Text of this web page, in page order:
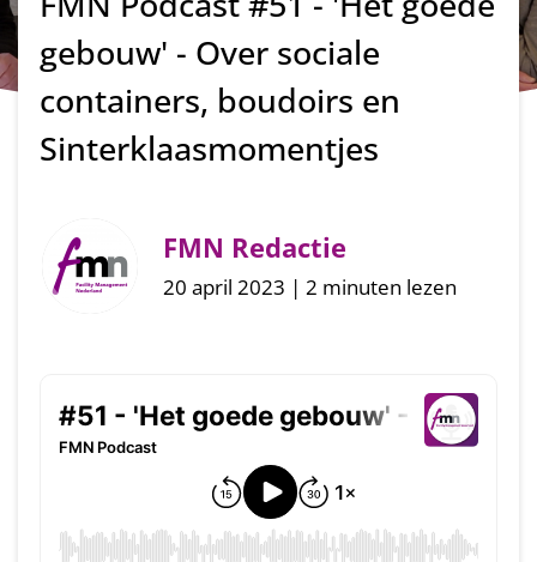
gebouw' - Over sociale
containers, boudoirs en
Sinterklaasmomentjes
FMN Redactie
20 april 2023 | 2 minuten lezen